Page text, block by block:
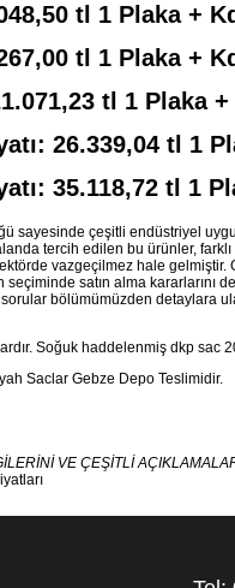
tl 1 Plaka +
tl 1 Plaka +
tl 1 Plaka
26.339,04 tl 1
35.118,72 tl 1
sayesinde çeşitli endüstriyel
tercih edilen bu ürünler,
vazgeçilmez hale
satın alma kararlarını
bölümümüzden detaylara
Soğuk haddelenmiş dkp sac
Saclar Gebze Depo Teslimidir.
VE ÇEŞİTLİ